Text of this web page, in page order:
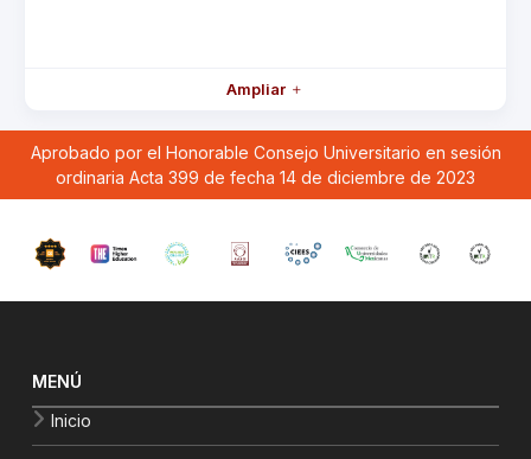
Ampliar
Aprobado por el Honorable Consejo Universitario en sesión
ordinaria Acta 399 de fecha 14 de diciembre de 2023
MENÚ
Inicio